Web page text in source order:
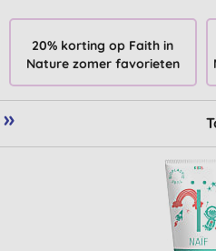
20% korting op Faith in
Nature zomer favorieten
»